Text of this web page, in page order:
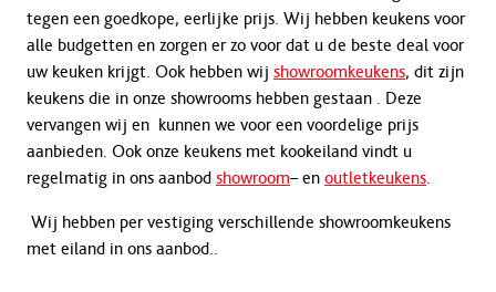
tegen een goedkope, eerlijke prijs. Wij hebben keukens voor
alle budgetten en zorgen er zo voor dat u de beste deal voor
uw keuken krijgt. Ook hebben wij showroomkeukens, dit zijn
keukens die in onze showrooms hebben gestaan . Deze
vervangen wij en kunnen we voor een voordelige prijs
aanbieden. Ook onze keukens met kookeiland vindt u
regelmatig in ons aanbod showroom– en outletkeukens.
Wij hebben per vestiging verschillende showroomkeukens
met eiland in ons aanbod..